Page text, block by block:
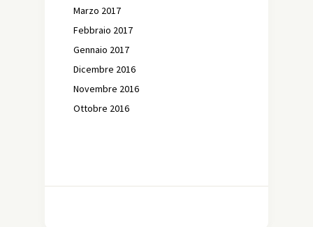
Marzo 2017
Febbraio 2017
Gennaio 2017
Dicembre 2016
Novembre 2016
Ottobre 2016